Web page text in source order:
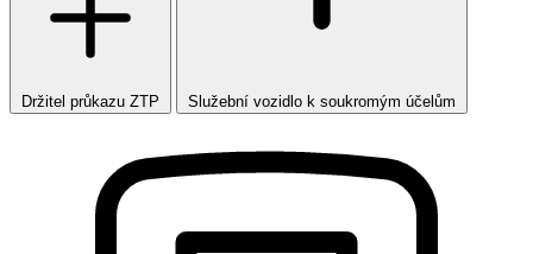
Držitel průkazu ZTP Služební vozidlo k soukromým účelům